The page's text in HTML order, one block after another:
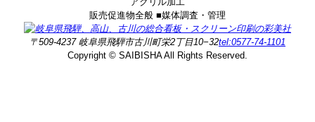
販売促進物全般 ■媒体調査・管理
〒509-4237 岐阜県飛騨市古川町栄2丁目10−32tel:0577-74-1101
Copyright © SAIBISHA All Rights Reserved.